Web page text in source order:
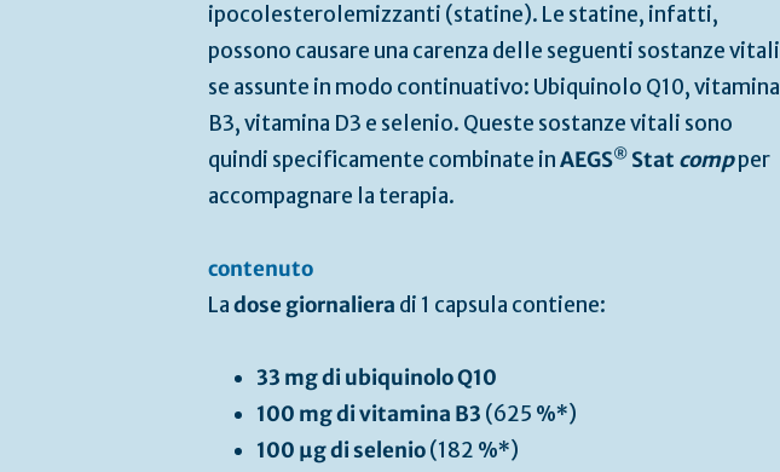
ipocolesterolemizzanti (statine). Le statine, infatti,
possono causare una carenza delle seguenti sostanze vitali
se assunte in modo continuativo: Ubiquinolo Q10, vitamina
B3, vitamina D3 e selenio. Queste sostanze vitali sono
quindi specificamente combinate inAEGS® Stat compper
accompagnare la terapia.
contenuto
Ladose giornaliera di 1 capsula contiene:
33 mg di ubiquinolo Q10
100 mg di vitamina B3 (625 %*)
100 µg di selenio(182 %*)